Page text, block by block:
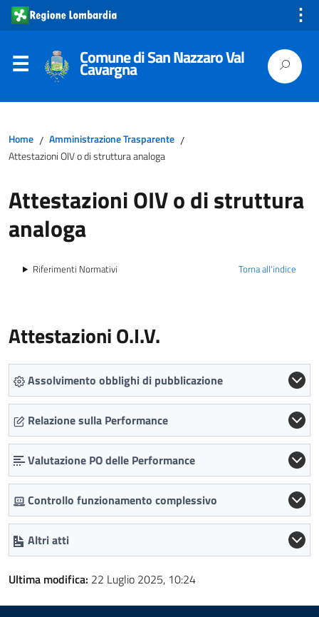
⋮
Comune di San Nazzaro Val
Cavargna
Home / Amministrazione Trasparente /
Attestazioni OIV o di struttura analoga
Attestazioni OIV o di struttura
analoga
Torna all'indice
Riferimenti Normativi
Attestazioni O.I.V.
Assolvimento obblighi di pubblicazione
Relazione sulla Performance
Valutazione PO delle Performance
Controllo funzionamento complessivo
Altri atti
Ultima modifica: 22 Luglio 2025, 10:24